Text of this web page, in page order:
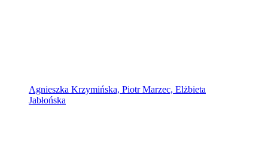
Agnieszka Krzymińska, Piotr Marzec, Elżbieta
Jabłońska